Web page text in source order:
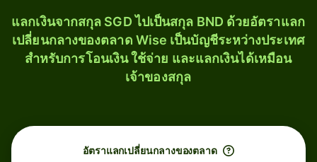
แลกเงินจากสกุล SGD ไปเป็นสกุล BND ด้วยอัตราแลก
เปลี่ยนกลางของตลาด Wise เป็นบัญชีระหว่างประเทศ
สำหรับการโอนเงิน ใช้จ่าย และแลกเงินได้เหมือน
เจ้าของสกุล
อัตราแลกเปลี่ยนกลางของตลาด